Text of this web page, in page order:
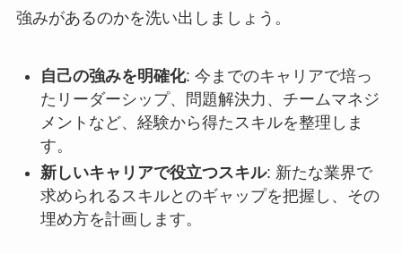
強みがあるのかを洗い出しましょう。
自己の強みを明確化: 今までのキャリアで培っ
たリーダーシップ、問題解決力、チームマネジ
メントなど、経験から得たスキルを整理しま
す。
新しいキャリアで役立つスキル: 新たな業界で
求められるスキルとのギャップを把握し、その
埋め方を計画します。